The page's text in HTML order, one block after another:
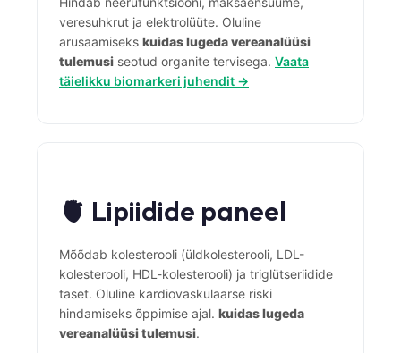
veresuhkrut ja elektrolüüte. Oluline
arusaamiseks kuidas lugeda vereanalüüsi
tulemusi seotud organite tervisega. Vaata
täielikku biomarkeri juhendit →
🫀 Lipiidide paneel
Mõõdab kolesterooli (üldkolesterooli, LDL-
kolesterooli, HDL-kolesterooli) ja triglütseriidide
taset. Oluline kardiovaskulaarse riski
hindamiseks õppimise ajal. kuidas lugeda
vereanalüüsi tulemusi.
فارسی
Български
Dansk
Nederlands
हिन्दी
Svenska
Bosanski
Azərbaycan dili